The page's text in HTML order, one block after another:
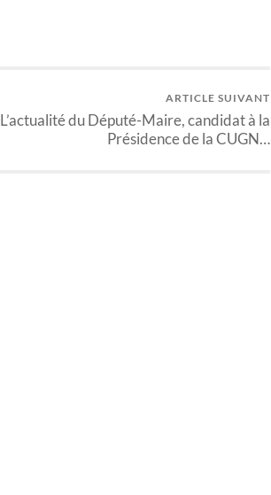
ARTICLE SUIVANT
L’actualité du Député-Maire, candidat à la
Présidence de la CUGN…